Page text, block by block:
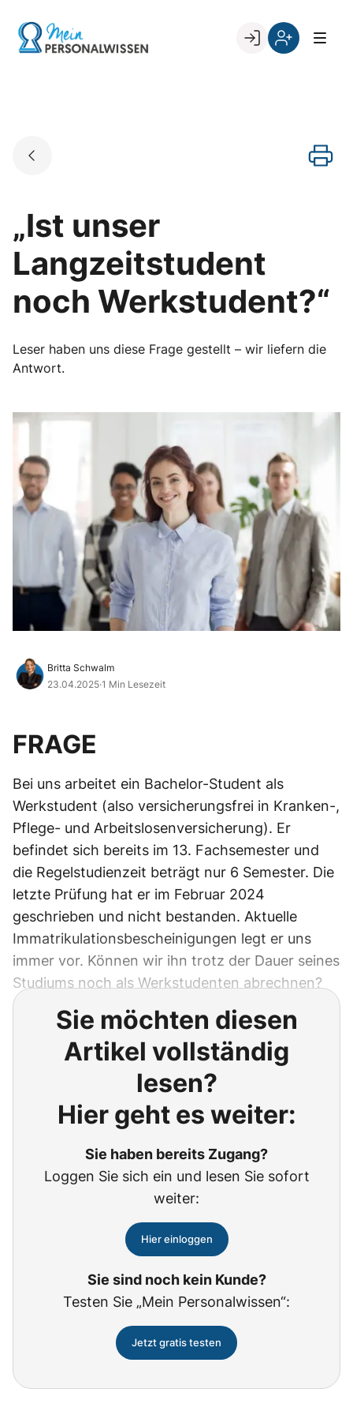
content
Go to landing page.
„Ist unser
Langzeitstudent
noch Werkstudent?“
Leser haben uns diese Frage gestellt – wir liefern die
Antwort.
Britta Schwalm
23.04.2025·1 Min Lesezeit
FRAGE
Bei uns arbeitet ein Bachelor-Student als
Werkstudent (also versicherungsfrei in Kranken-,
Pflege- und Arbeitslosenversicherung). Er
befindet sich bereits im 13. Fachsemester und
die Regelstudienzeit beträgt nur 6 Semester. Die
letzte Prüfung hat er im Februar 2024
geschrieben und nicht bestanden. Aktuelle
Immatrikulationsbescheinigungen legt er uns
immer vor. Können wir ihn trotz der Dauer seines
Studiums noch als Werkstudenten abrechnen?
Sie möchten diesen
Artikel vollständig
lesen?
Hier geht es weiter:
Sie haben bereits Zugang?
Loggen Sie sich ein und lesen Sie sofort
weiter:
Hier einloggen
Sie sind noch kein Kunde?
Testen Sie „Mein Personalwissen“:
Jetzt gratis testen